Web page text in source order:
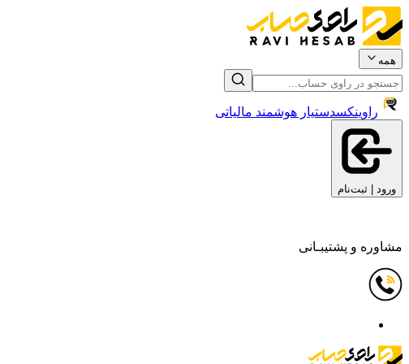
همه
راوینکسدستیار هوشمند مالیاتی
ورود | ثبت‌نام
مشاوره و پشتیبـانی